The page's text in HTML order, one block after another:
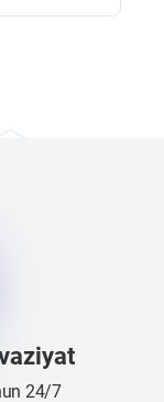
24/7